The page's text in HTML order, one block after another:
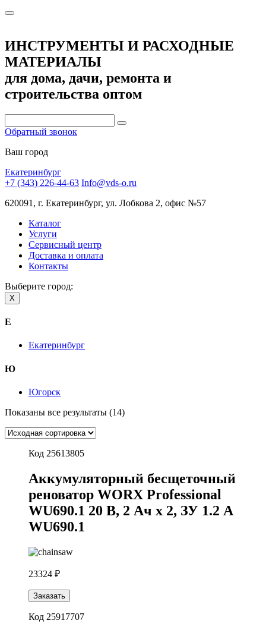
ИНСТРУМЕНТЫ И РАСХОДНЫЕ
МАТЕРИАЛЫ
для дома, дачи, ремонта и
строительства оптом
Обратный звонок
Ваш город
Екатеринбург
+7 (343) 226-44-63 Info@vds-o.ru
620091, г. Екатеринбург, ул. Лобкова 2, офис №57
Каталог
Услуги
Сервисный центр
Доставка и оплата
Контакты
Выберите город:
X
Е
Екатеринбург
Ю
Югорск
Показаны все результаты (14)
Код 25613805
Аккумуляторный бесщеточный
реноватор WORX Professional
WU690.1 20 В, 2 Ач х 2, ЗУ 1.2 А
WU690.1
23324 ₽
Заказать
Код 25917707